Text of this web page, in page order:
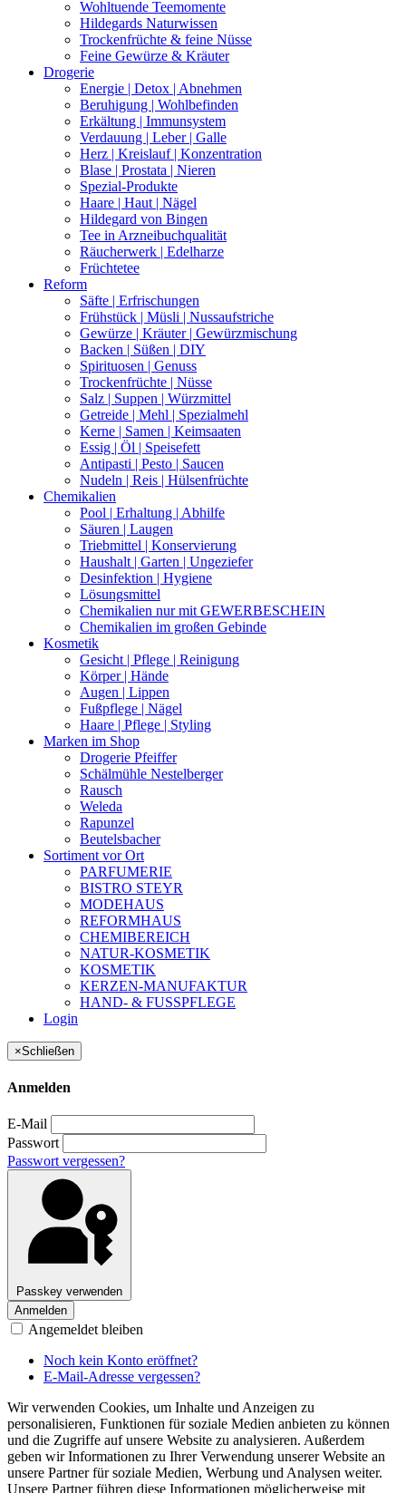
Wohltuende Teemomente
Hildegards Naturwissen
Trockenfrüchte & feine Nüsse
Feine Gewürze & Kräuter
Drogerie
Energie | Detox | Abnehmen
Beruhigung | Wohlbefinden
Erkältung | Immunsystem
Verdauung | Leber | Galle
Herz | Kreislauf | Konzentration
Blase | Prostata | Nieren
Spezial-Produkte
Haare | Haut | Nägel
Hildegard von Bingen
Tee in Arzneibuchqualität
Räucherwerk | Edelharze
Früchtetee
Reform
Säfte | Erfrischungen
Frühstück | Müsli | Nussaufstriche
Gewürze | Kräuter | Gewürzmischung
Backen | Süßen | DIY
Spirituosen | Genuss
Trockenfrüchte | Nüsse
Salz | Suppen | Würzmittel
Getreide | Mehl | Spezialmehl
Kerne | Samen | Keimsaaten
Essig | Öl | Speisefett
Antipasti | Pesto | Saucen
Nudeln | Reis | Hülsenfrüchte
Chemikalien
Pool | Erhaltung | Abhilfe
Säuren | Laugen
Triebmittel | Konservierung
Haushalt | Garten | Ungeziefer
Desinfektion | Hygiene
Lösungsmittel
Chemikalien nur mit GEWERBESCHEIN
Chemikalien im großen Gebinde
Kosmetik
Gesicht | Pflege | Reinigung
Körper | Hände
Augen | Lippen
Fußpflege | Nägel
Haare | Pflege | Styling
Marken im Shop
Drogerie Pfeiffer
Schälmühle Nestelberger
Rausch
Weleda
Rapunzel
Beutelsbacher
Sortiment vor Ort
PARFUMERIE
BISTRO STEYR
MODEHAUS
REFORMHAUS
CHEMIBEREICH
NATUR-KOSMETIK
KOSMETIK
KERZEN-MANUFAKTUR
HAND- & FUSSPFLEGE
Login
×Schließen
Anmelden
E-Mail
Passwort
Passwort vergessen?
Passkey verwenden
Anmelden
Angemeldet bleiben
Noch kein Konto eröffnet?
E-Mail-Adresse vergessen?
Wir verwenden Cookies, um Inhalte und Anzeigen zu
personalisieren, Funktionen für soziale Medien anbieten zu können
und die Zugriffe auf unsere Website zu analysieren. Außerdem
geben wir Informationen zu Ihrer Verwendung unserer Website an
unsere Partner für soziale Medien, Werbung und Analysen weiter.
Unsere Partner führen diese Informationen möglicherweise mit